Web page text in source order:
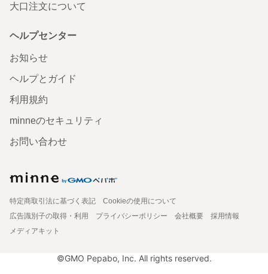
大口注文について
ヘルプセンター
お知らせ
ヘルプとガイド
利用規約
minneのセキュリティ
お問い合わせ
特定商取引法に基づく表記
Cookieの使用について
広告識別子の取得・利用
プライバシーポリシー 会社概要
採用情報
メディアキット
©GMO Pepabo, Inc. All rights reserved.